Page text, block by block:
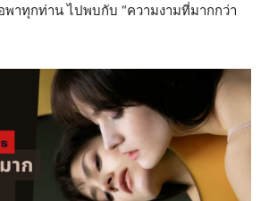
พาทุกท่าน ไปพบกับ “ความงามที่มากกว่า